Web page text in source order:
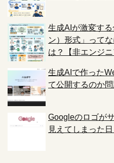
生成AIが激変す
ン）形式」って
は？【非エンジニ
生成AIで作った
て公開するのか問
Googleのロゴが
見えてしまった日